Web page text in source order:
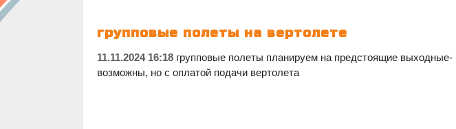
групповые полеты на вертолете
11.11.2024 16:18групповые полеты планируем на предстоящие
возможны, но с оплатой подачи вертолета